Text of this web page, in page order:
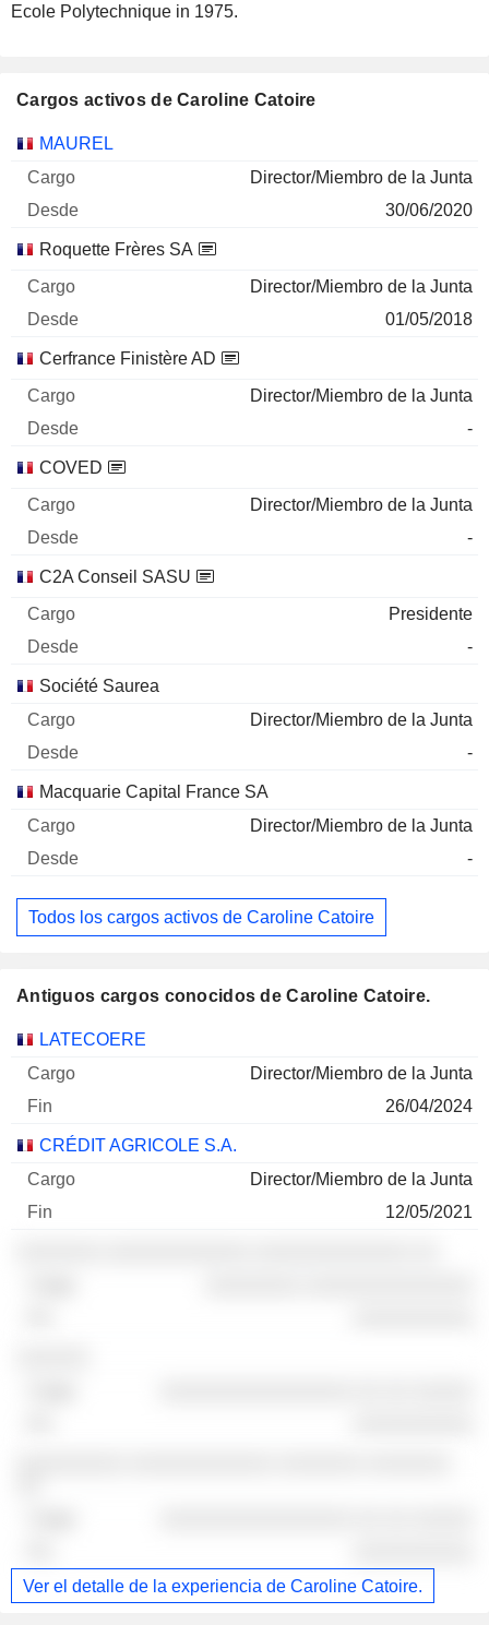
Ecole Polytechnique in 1975.
Cargos activos de Caroline Catoire
Empresas Cargo
MAUREL
Director/Miembro de la Junta
30/06/2020
Roquette Frères SA
Director/Miembro de la Junta
01/05/2018
Cerfrance Finistère AD
Director/Miembro de la Junta
-
COVED
Director/Miembro de la Junta
-
C2A Conseil SASU
Presidente
-
Société Saurea
Director/Miembro de la Junta
-
Macquarie Capital France SA
Director/Miembro de la Junta
-
Todos los cargos activos de Caroline Catoire
Antiguos cargos conocidos de Caroline Catoire.
Empresas Cargo
LATECOERE
Director/Miembro de la Junta
26/04/2024
CRÉDIT AGRICOLE S.A.
Director/Miembro de la Junta
12/05/2021
Ver el detalle de la experiencia de Caroline Catoire.